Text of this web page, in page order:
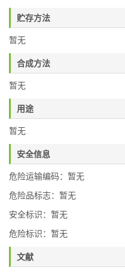
贮存方法
暂无
合成方法
暂无
用途
暂无
安全信息
危险运输编码：暂无
危险品标志：暂无
安全标识：暂无
危险标识：暂无
文献